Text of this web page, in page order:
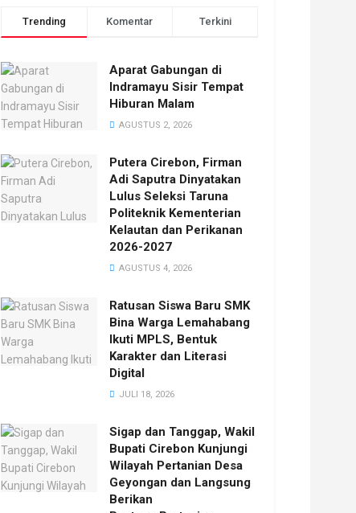
Trending Komentar Terkini
Aparat Gabungan di
Indramayu Sisir Tempat
Hiburan Malam
AGUSTUS 2, 2026
Putera Cirebon, Firman
Adi Saputra Dinyatakan
Lulus Seleksi Taruna
Politeknik Kementerian
Kelautan dan Perikanan
2026-2027
AGUSTUS 4, 2026
Ratusan Siswa Baru SMK
Bina Warga Lemahabang
Ikuti MPLS, Bentuk
Karakter dan Literasi
Digital
JULI 18, 2026
Sigap dan Tanggap, Wakil
Bupati Cirebon Kunjungi
Wilayah Pertanian Desa
Geyongan dan Langsung
Berikan